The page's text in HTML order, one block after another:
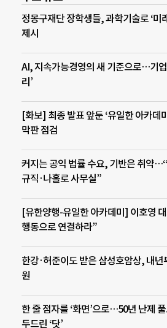
정몽구재단 장학생들, 과학기술로 ‘미
제시
AI, 지속가능경영의 새 기준으로…기업
리’
[화보] 최종 발표 앞둔 ‘유일한 아카데
막판 점검
커지는 공익 법률 수요, 기반은 취약
규직·나홀로 사무실”
[유한양행-유일한 아카데미] 이호영
행동으로 연결하라”
한강·허준이도 받은 삼성호암상, 내년
원
한 줄 점자를 ‘화면’으로…50년 난제
두드린 ‘닷’